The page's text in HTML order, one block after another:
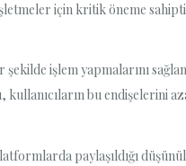
için kritik öneme
işlem yapmalarını
kullanıcıların bu endişelerini
paylaşıldığı